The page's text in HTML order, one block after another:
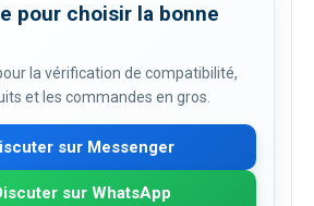
pour choisir la bonne
la vérification de compatibilité,
et les commandes en gros.
sur Messenger
sur WhatsApp